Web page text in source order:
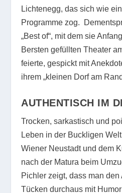
Lichtenegg, das sich wie
Programme zog.
„Best of“, mit dem sie
Bersten gefüllten Theater
feierte, gespickt mit
ihrem „kleinen Dorf am
AUTHENTISCH IM
Trocken, sarkastisch und
Leben in der Buckligen
Wiener Neustadt und dem
nach der Matura beim
Pichler zeigt, dass man
Tücken durchaus mit